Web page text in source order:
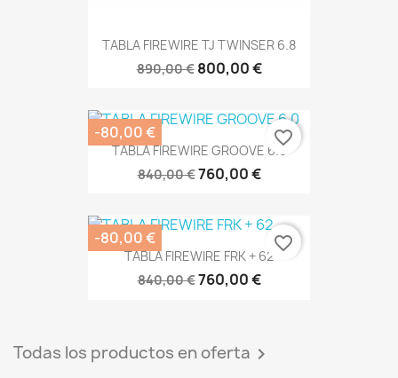
TABLA FIREWIRE TJ TWINSER 6.8
890,00 € 800,00 €
TABLA FIREWIRE GROOVE 6.0
840,00 €760,00 €
-80,00 € favorite_border
TABLA FIREWIRE FRK + 62
840,00 €760,00 €
-80,00 € favorite_border
Todas los productos en oferta 